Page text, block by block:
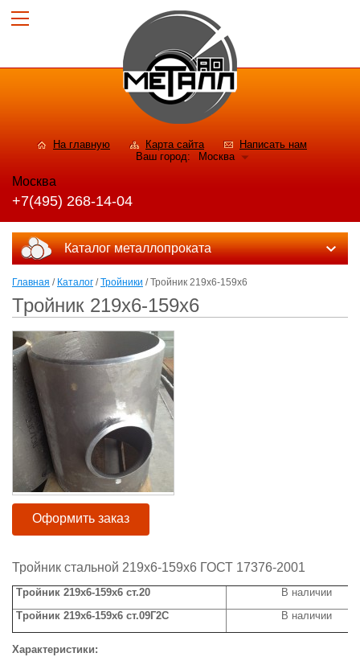
На главную Карта сайта
Написать нам
Ваш город:
Москва
Москва
+7(495) 268-14-04
Каталог металлопроката
Главная / Каталог /Тройники / Тройник 219х6-159х6
Тройник 219х6-159х6
Оформить заказ
Тройник стальной 219х6-159х6 ГОСТ 17376-2001
Тройник 219х6-159х6 ст.20
В наличии
Тройник 219х6-159х6 ст.09Г2С
В наличии
Характеристики: